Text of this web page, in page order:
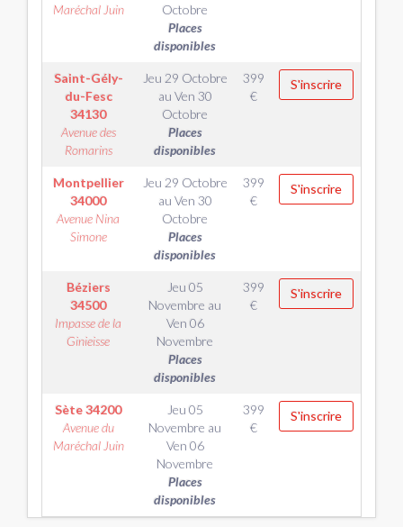
Maréchal Juin
Octobre
Places
disponibles
Saint-Gély-
du-Fesc
34130
Avenue des
Romarins
Jeu 29 Octobre
au Ven 30
Octobre
Places
disponibles
399
€
S'inscrire
Montpellier
34000
Avenue Nina
Simone
Jeu 29 Octobre
au Ven 30
Octobre
Places
disponibles
399
€
S'inscrire
Béziers
34500
Impasse de la
Ginieisse
Jeu 05
Novembre au
Ven 06
Novembre
Places
disponibles
399
€
S'inscrire
Sète34200
Avenue du
Maréchal Juin
Jeu 05
Novembre au
Ven 06
Novembre
Places
disponibles
399
€
S'inscrire